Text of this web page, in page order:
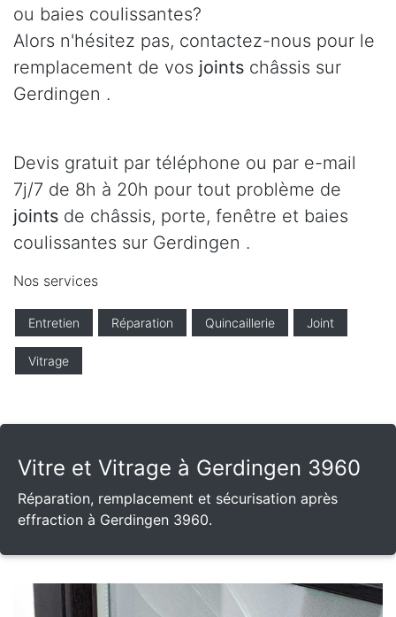
ou baies coulissantes?
Alors n'hésitez pas, contactez-nous pour le
remplacement de vos joints châssis sur
Gerdingen .
Devis gratuit par téléphone ou par e-mail
7j/7 de 8h à 20h pour tout problème de
joints de châssis, porte, fenêtre et baies
coulissantes sur Gerdingen .
Nos services
Entretien Réparation Quincaillerie Joint
Vitrage
Vitre et Vitrage à Gerdingen 3960
Réparation, remplacement et sécurisation après
effraction à Gerdingen 3960.